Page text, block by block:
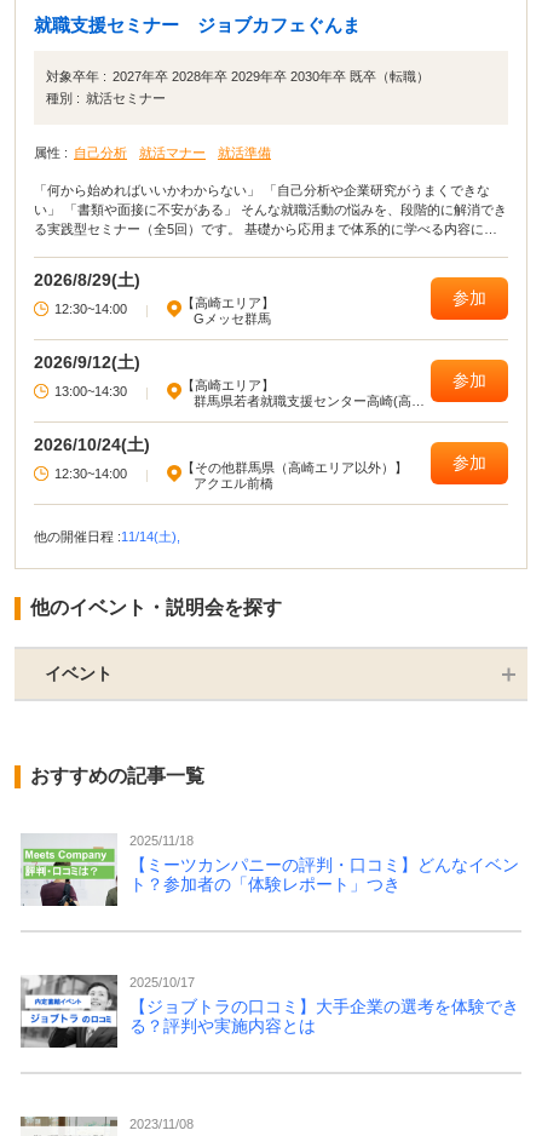
就職支援セミナー ジョブカフェぐんま
対象卒年 : 2027年卒 2028年卒 2029年卒 2030年卒 既卒（転職）
種別 : 就活セミナー
属性 : 自己分析 就活マナー 就活準備
「何から始めればいいかわからない」 「自己分析や企業研究がうまくできな
い」 「書類や面接に不安がある」 そんな就職活動の悩みを、段階的に解消でき
る実践型セミナー（全5回）です。 基礎から応用まで体系的に学べる内容に加
の方も、転職を考えている方も、それぞれに合った進め方をサポートします。
2026/8/29(土)
12:30~14:00 |
【高崎エリア】
Gメッセ群馬
参加
2026/9/12(土)
13:00~14:30 |
【高崎エリア】
群馬県若者就職支援センター高崎(高崎
参加
2026/10/24(土)
12:30~14:00 |
【その他群馬県（高崎エリア以外）】
アクエル前橋
参加
他の開催日程 :11/14(土),
他のイベント・説明会を探す
イベント
おすすめの記事一覧
2025/11/18
【ミーツカンパニーの評判・口コミ】どんなイベン
ト？参加者の「体験レポート」つき
2025/10/17
【ジョブトラの口コミ】大手企業の選考を体験でき
る？評判や実施内容とは
2023/11/08